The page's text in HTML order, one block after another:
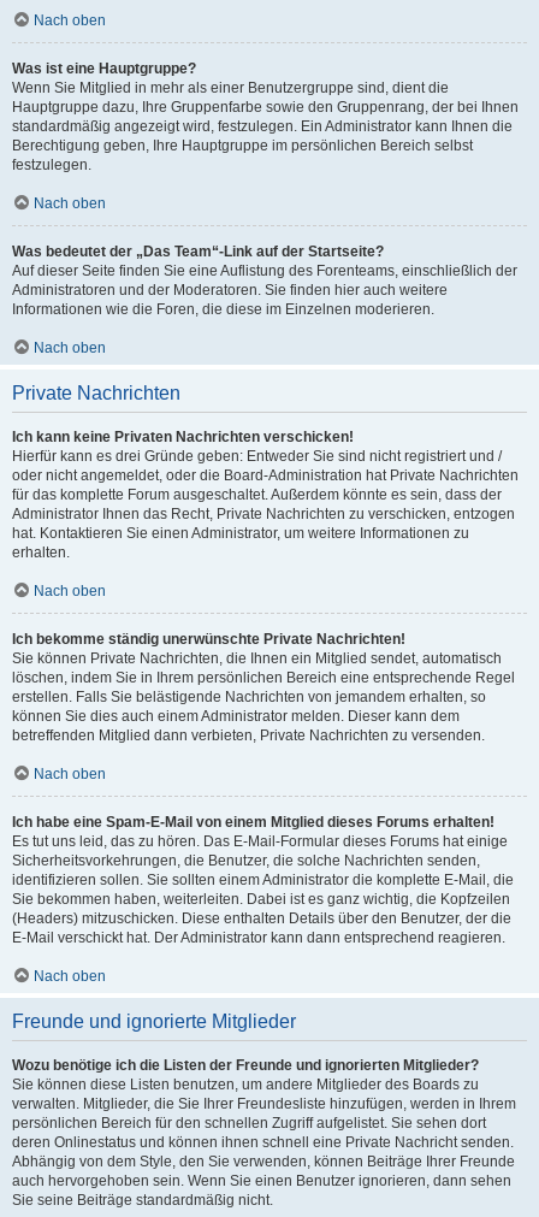
Nach oben
Was ist eine Hauptgruppe?
Wenn Sie Mitglied in mehr als einer Benutzergruppe sind, dient die
Hauptgruppe dazu, Ihre Gruppenfarbe sowie den Gruppenrang, der bei Ihnen
standardmäßig angezeigt wird, festzulegen. Ein Administrator kann Ihnen die
Berechtigung geben, Ihre Hauptgruppe im persönlichen Bereich selbst
festzulegen.
Nach oben
Was bedeutet der „Das Team“-Link auf der Startseite?
Auf dieser Seite finden Sie eine Auflistung des Forenteams, einschließlich der
Administratoren und der Moderatoren. Sie finden hier auch weitere
Informationen wie die Foren, die diese im Einzelnen moderieren.
Nach oben
Private Nachrichten
Ich kann keine Privaten Nachrichten verschicken!
Hierfür kann es drei Gründe geben: Entweder Sie sind nicht registriert und /
oder nicht angemeldet, oder die Board-Administration hat Private Nachrichten
für das komplette Forum ausgeschaltet. Außerdem könnte es sein, dass der
Administrator Ihnen das Recht, Private Nachrichten zu verschicken, entzogen
hat. Kontaktieren Sie einen Administrator, um weitere Informationen zu
erhalten.
Nach oben
Ich bekomme ständig unerwünschte Private Nachrichten!
Sie können Private Nachrichten, die Ihnen ein Mitglied sendet, automatisch
löschen, indem Sie in Ihrem persönlichen Bereich eine entsprechende Regel
erstellen. Falls Sie belästigende Nachrichten von jemandem erhalten, so
können Sie dies auch einem Administrator melden. Dieser kann dem
betreffenden Mitglied dann verbieten, Private Nachrichten zu versenden.
Nach oben
Ich habe eine Spam-E-Mail von einem Mitglied dieses Forums erhalten!
Es tut uns leid, das zu hören. Das E-Mail-Formular dieses Forums hat einige
Sicherheitsvorkehrungen, die Benutzer, die solche Nachrichten senden,
identifizieren sollen. Sie sollten einem Administrator die komplette E-Mail, die
Sie bekommen haben, weiterleiten. Dabei ist es ganz wichtig, die Kopfzeilen
(Headers) mitzuschicken. Diese enthalten Details über den Benutzer, der die
E-Mail verschickt hat. Der Administrator kann dann entsprechend reagieren.
Nach oben
Freunde und ignorierte Mitglieder
Wozu benötige ich die Listen der Freunde und ignorierten Mitglieder?
Sie können diese Listen benutzen, um andere Mitglieder des Boards zu
verwalten. Mitglieder, die Sie Ihrer Freundesliste hinzufügen, werden in Ihrem
persönlichen Bereich für den schnellen Zugriff aufgelistet. Sie sehen dort
deren Onlinestatus und können ihnen schnell eine Private Nachricht senden.
Abhängig von dem Style, den Sie verwenden, können Beiträge Ihrer Freunde
auch hervorgehoben sein. Wenn Sie einen Benutzer ignorieren, dann sehen
Sie seine Beiträge standardmäßig nicht.